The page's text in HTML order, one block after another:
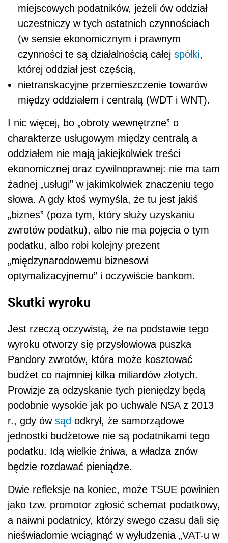
miejscowych podatników, jeżeli ów oddział
uczestniczy w tych ostatnich czynnościach
(w sensie ekonomicznym i prawnym
czynności te są działalnością całej spółki,
której oddział jest częścią,
nietranskacyjne przemieszczenie towarów
między oddziałem i centralą (WDT i WNT).
I nic więcej, bo „obroty wewnętrzne” o
charakterze usługowym między centralą a
oddziałem nie mają jakiejkolwiek treści
ekonomicznej oraz cywilnoprawnej: nie ma tam
żadnej „usługi” w jakimkolwiek znaczeniu tego
słowa. A gdy ktoś wymyśla, że tu jest jakiś
„biznes” (poza tym, który służy uzyskaniu
zwrotów podatku), albo nie ma pojęcia o tym
podatku, albo robi kolejny prezent
„międzynarodowemu biznesowi
optymalizacyjnemu” i oczywiście bankom.
Skutki wyroku
Jest rzeczą oczywistą, że na podstawie tego
wyroku otworzy się przysłowiowa puszka
Pandory zwrotów, która może kosztować
budżet co najmniej kilka miliardów złotych.
Prowizje za odzyskanie tych pieniędzy będą
podobnie wysokie jak po uchwale NSA z 2013
r., gdy ów sąd odkrył, że samorządowe
jednostki budżetowe nie są podatnikami tego
podatku. Idą wielkie żniwa, a władza znów
będzie rozdawać pieniądze.
Dwie refleksje na koniec, może TSUE powinien
jako tzw. promotor zgłosić schemat podatkowy,
a naiwni podatnicy, którzy swego czasu dali się
nieświadomie wciągnąć w wyłudzenia „VAT-u w